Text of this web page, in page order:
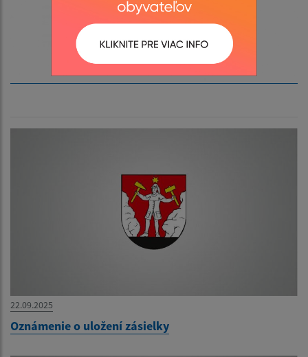
22.09.2025
Oznámenie o uložení zásielky